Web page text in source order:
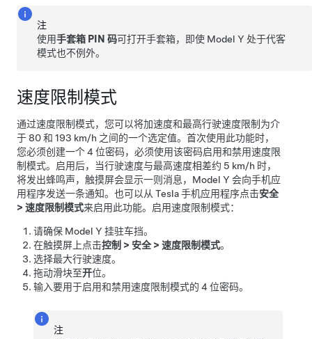
注
使用手套箱 PIN 码可打开手套箱，即使 Model Y 处于代客
模式也不例外。
速度限制模式
通过速度限制模式，您可以将加速度和最高行驶速度限制为介
于80 和 193 km/h 之间的一个选定值。首次使用此功能时，
您必须创建一个 4 位密码，必须使用该密码启用和禁用速度限
制模式。启用后，当行驶速度与最高速度相差约 5 km/h 时，
将发出蜂鸣声， 触摸屏会显示一则消息， Model Y 会向手机应
用程序发送一条通知。也可以从 Tesla 手机应用程序点击安全
> 速度限制模式来启用此功能。启用速度限制模式：
请确保 Model Y 挂驻车挡。
在触摸屏上点击控制 > 安全> 速度限制模式。
选择最大行驶速度。
拖动滑块至开位。
输入要用于启用和禁用速度限制模式的 4 位密码。
注